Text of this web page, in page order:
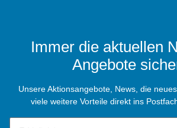
Immer die aktuellen
Angebote
Unsere Aktionsangebote, News, die
viele weitere Vorteile direkt ins